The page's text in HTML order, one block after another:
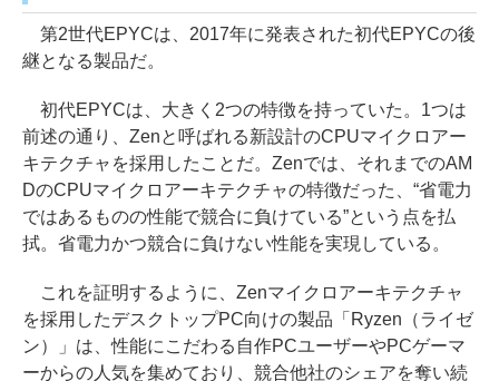
第2世代EPYCは、2017年に発表された初代EPYCの後
継となる製品だ。
初代EPYCは、大きく2つの特徴を持っていた。1つは
前述の通り、Zenと呼ばれる新設計のCPUマイクロアー
キテクチャを採用したことだ。Zenでは、それまでのAM
DのCPUマイクロアーキテクチャの特徴だった、“省電力
ではあるものの性能で競合に負けている”という点を払
拭。省電力かつ競合に負けない性能を実現している。
これを証明するように、Zenマイクロアーキテクチャ
を採用したデスクトップPC向けの製品「Ryzen（ライゼ
ン）」は、性能にこだわる自作PCユーザーやPCゲーマ
ーからの人気を集めており、競合他社のシェアを奪い続